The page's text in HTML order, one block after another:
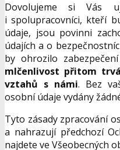
Dovolujeme si Vás
i spolupracovníci, kteří
údaje, jsou povinni
údajích a o
by ohrozilo
mlčenlivost přitom
vztahů s námi. Bez
osobní údaje vydány
Tyto zásady zpracování
a nahrazují předchozí
najdete ve Všeobecných